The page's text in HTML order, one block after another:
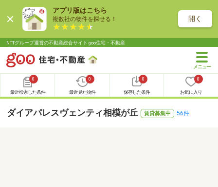
アプリ版はこちら
複数社の物件を探せる！ 開く
NTTグループ運営の不動産総合サイト goo住宅・不動産
0
最近検索した条件
0
最近見た物件
0
保存した条件
0
お気に入り
ダイアパレスヴェンティ相模が丘 賃貸募集中 56件